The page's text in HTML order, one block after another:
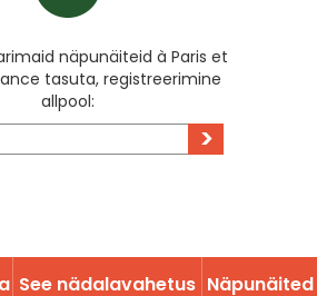
näpunäiteid à Paris et
tasuta, registreerimine
allpool:
>
See nädalavahetus Näpunäited